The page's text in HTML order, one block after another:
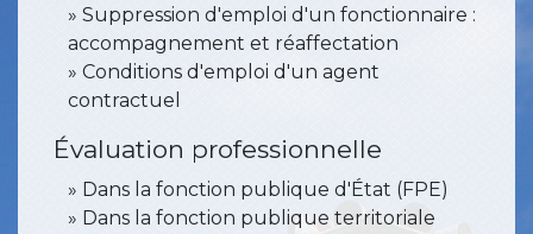
Suppression d'emploi d'un fonctionnaire :
accompagnement et réaffectation
Conditions d'emploi d'un agent
contractuel
Évaluation professionnelle
Dans la fonction publique d'État (FPE)
Dans la fonction publique territoriale